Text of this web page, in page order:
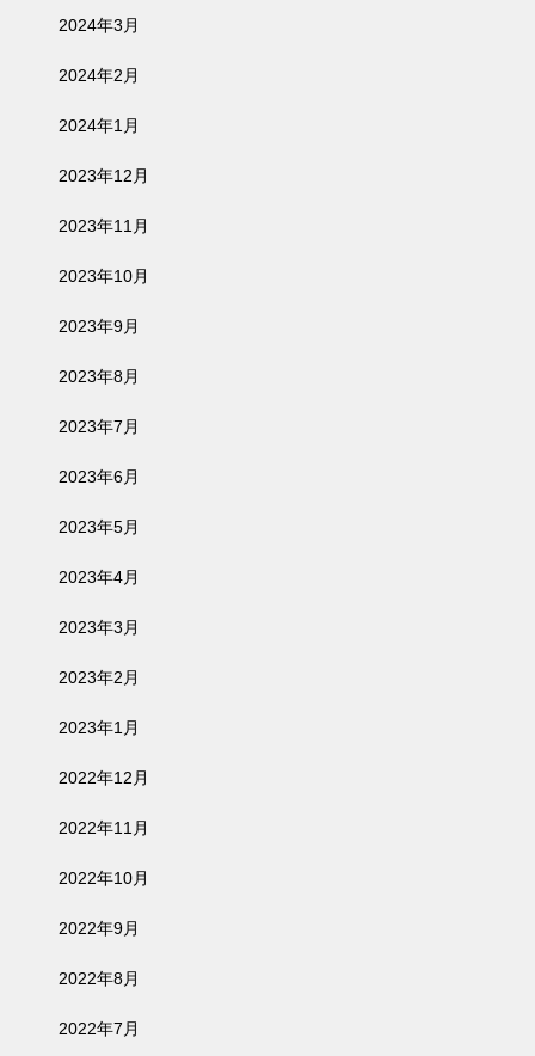
2024年3月
2024年2月
2024年1月
2023年12月
2023年11月
2023年10月
2023年9月
2023年8月
2023年7月
2023年6月
2023年5月
2023年4月
2023年3月
2023年2月
2023年1月
2022年12月
2022年11月
2022年10月
2022年9月
2022年8月
2022年7月